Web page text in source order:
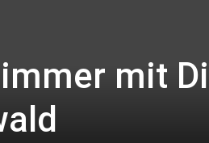
mit